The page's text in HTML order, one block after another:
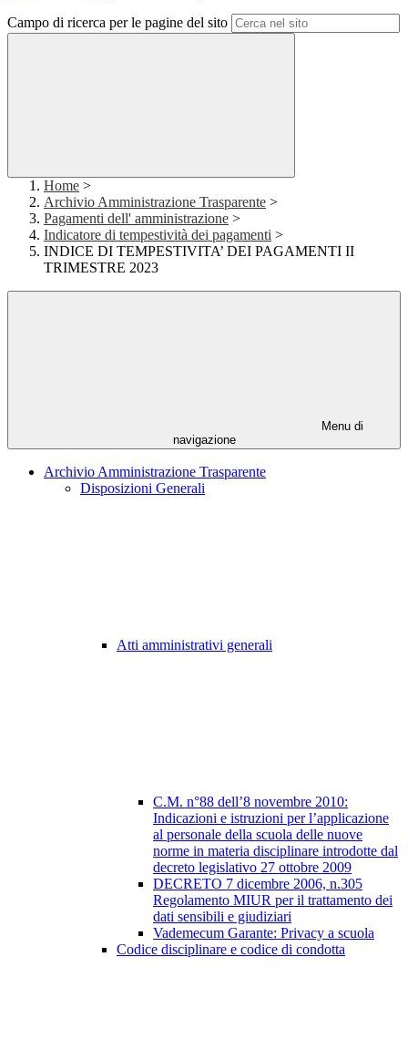
Campo di ricerca per le pagine del sito
Home >
Archivio Amministrazione Trasparente >
Pagamenti dell' amministrazione >
Indicatore di tempestività dei pagamenti >
INDICE DI TEMPESTIVITA’ DEI PAGAMENTI II
TRIMESTRE 2023
Menu di
navigazione
Archivio Amministrazione Trasparente
Disposizioni Generali
Atti amministrativi generali
C.M. n°88 dell’8 novembre 2010:
Indicazioni e istruzioni per l’applicazione
al personale della scuola delle nuove
norme in materia disciplinare introdotte dal
decreto legislativo 27 ottobre 2009
DECRETO 7 dicembre 2006, n.305
Regolamento MIUR per il trattamento dei
dati sensibili e giudiziari
Vademecum Garante: Privacy a scuola
Codice disciplinare e codice di condotta